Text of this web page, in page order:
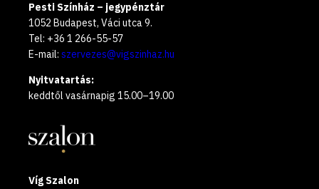
Pesti Színház – jegypénztár
1052 Budapest, Váci utca 9.
Tel: +36 1 266-55-57
E-mail: szervezes@vigszinhaz.hu
Nyitvatartás:
keddtől vasárnapig 15.00–19.00
Víg Szalon